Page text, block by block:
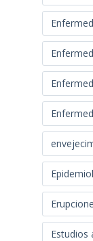
Estudios